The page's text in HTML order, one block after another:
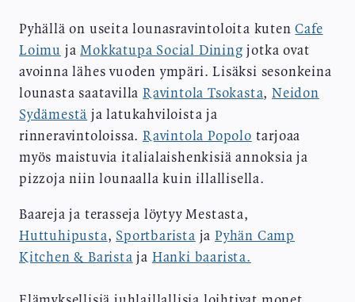
Pyhällä on useita lounasravintoloita kutenCafe
Loimu jaMokkatupa Social Dining jotka ovat
avoinna lähes vuoden ympäri. Lisäksi sesonkeina
lounasta saatavillaRavintola Tsokasta,Neidon
Sydämestä ja latukahviloista ja
rinneravintoloissa.Ravintola Popolo tarjoaa
myös maistuvia italialaishenkisiä annoksia ja
pizzoja niin lounaalla kuin illallisella.
Baareja ja terasseja löytyy Mestasta,
Huttuhipusta, Sportbarista jaPyhän Camp
Kitchen & Barista ja Hanki baarista.